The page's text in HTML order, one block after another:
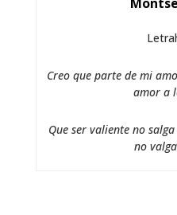
Creo que parte de mi
amor a
Que ser valiente no
no